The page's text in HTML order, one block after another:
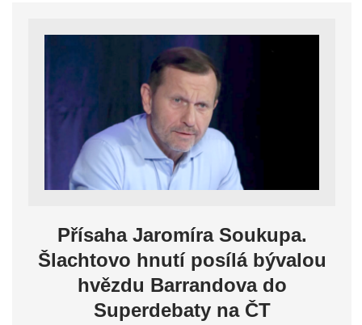
Přísaha Jaromíra Soukupa.
Šlachtovo hnutí posílá bývalou
hvězdu Barrandova do
Superdebaty na ČT